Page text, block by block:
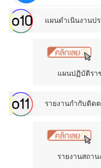
แผนดำเนินงานป
แผนปฏิบัติราช
รายงานกำกับติด
รายงานสถานะ